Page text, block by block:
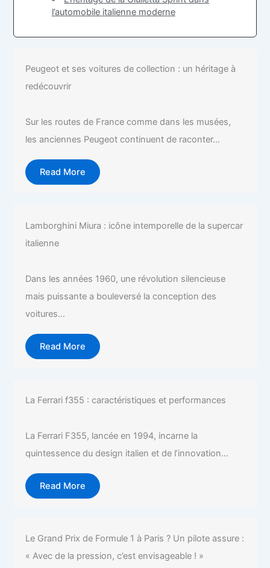
l’automobile italienne moderne
Peugeot et ses voitures de collection : un héritage à
redécouvrir
Sur les routes de France comme dans les musées,
les anciennes Peugeot continuent de raconter...
Read More
Lamborghini Miura : icône intemporelle de la supercar
italienne
Dans les années 1960, une révolution silencieuse
mais puissante a bouleversé la conception des
voitures...
Read More
La Ferrari f355 : caractéristiques et performances
La Ferrari F355, lancée en 1994, incarne la
quintessence du design italien et de l’innovation...
Read More
Le Grand Prix de Formule 1 à Paris ? Un pilote assure :
« Avec de la pression, c’est envisageable ! »